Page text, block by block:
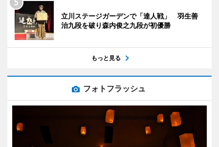
立川ステージガーデンで「達人戦」 羽生善
治九段を破り森内俊之九段が初優勝
もっと見る
フォトフラッシュ